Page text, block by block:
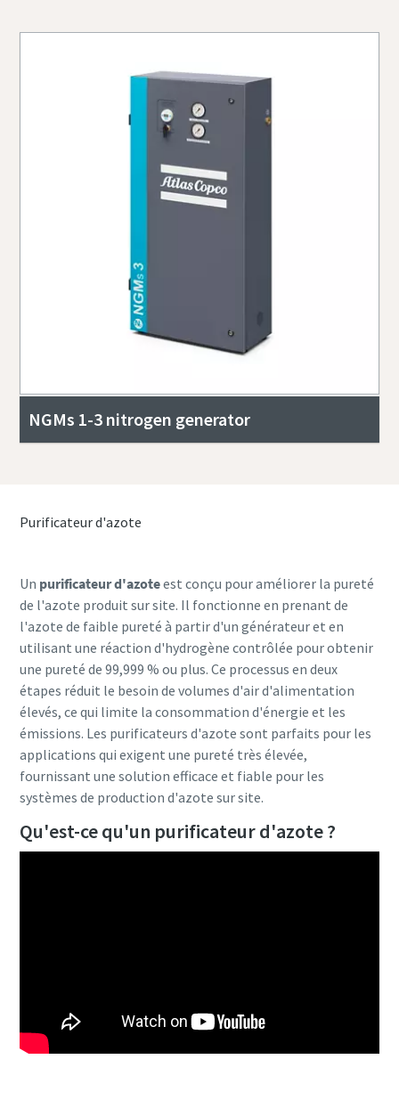
NGMs 1-3 nitrogen generator
Purificateur d'azote
Un purificateur d'azoteest conçu pour améliorer la pureté
de l'azote produit sur site. Il fonctionne en prenant de
l'azote de faible pureté à partir d'un générateur et en
utilisant une réaction d'hydrogène contrôlée pour obtenir
une pureté de 99,999 % ou plus. Ce processus en deux
étapes réduit le besoin de volumes d'air d'alimentation
élevés, ce qui limite la consommation d'énergie et les
émissions. Les purificateurs d'azote sont parfaits pour les
applications qui exigent une pureté très élevée,
fournissant une solution efficace et fiable pour les
systèmes de production d'azote sur site.
Qu'est-ce qu'un purificateur d'azote ?